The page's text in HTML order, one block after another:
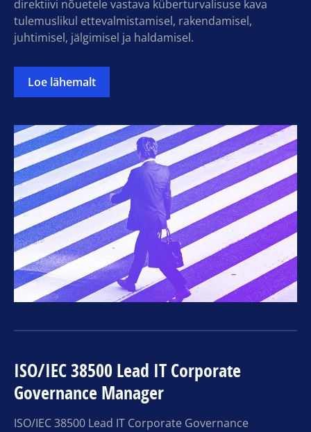
direktiivi nõuetele vastava küberturvalisuse kava
tulemuslikul ettevalmistamisel, rakendamisel,
juhtimisel, jälgimisel ja haldamisel.
Loe lähemalt
ISO/IEC 38500 Lead IT Corporate
Governance Manager
ISO/IEC 38500 Lead IT Corporate Governance